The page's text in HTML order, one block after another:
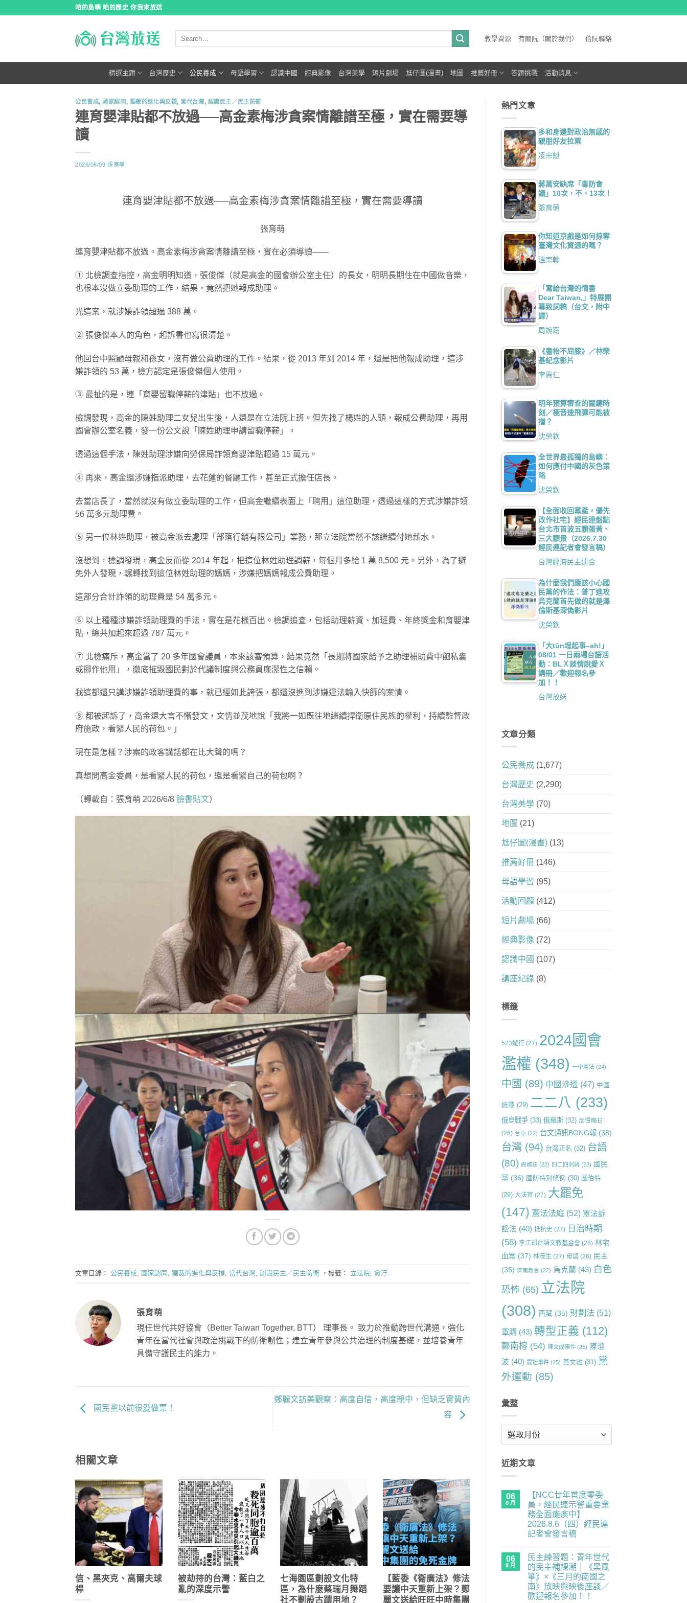
咱的島嶼 咱的歷史 你我來放送
教學資源 有關阮（關於我們） 佮阮聯絡
精選主題 台灣歷史 公民養成 母語學習 認識中國 經典影像 台灣美學 短片劇場 尪仔圖(漫畫) 地圖 推薦好冊 答題挑戰 活動消息
公民養成, 國家認同, 獨裁的進化與反撲, 當代台灣, 認識民主／民主防衛
連育嬰津貼都不放過──高金素梅涉貪案情離譜至極，實在需要導
讀
2026/06/09 張育萌
連育嬰津貼都不放過──高金素梅涉貪案情離譜至極，實在需要導讀
張育萌
連育嬰津貼都不放過。高金素梅涉貪案情離譜至極，實在必須導讀——
① 北檢調查指控，高金明明知道，張俊傑（就是高金的國會辦公室主任）的長女，明明長期住在中國做音樂，
也根本沒做立委助理的工作，結果，竟然把她報成助理。
光這案，就涉嫌詐領超過 388 萬。
② 張俊傑本人的角色，起訴書也寫很清楚。
他回台中照顧母親和孫女，沒有做公費助理的工作。結果，從 2013 年到 2014 年，還是把他報成助理，這涉
嫌詐領的 53 萬，檢方認定是張俊傑個人使用。
③ 最扯的是，連「育嬰留職停薪的津貼」也不放過。
檢調發現，高金的陳姓助理二女兒出生後，人還是在立法院上班。但先找了楊姓的人頭，報成公費助理，再用
國會辦公室名義，發一份公文說「陳姓助理申請留職停薪」。
透過這個手法，陳姓助理涉嫌向勞保局詐領育嬰津貼超過 15 萬元。
④ 再來，高金還涉嫌指派助理，去花蓮的餐廳工作，甚至正式擔任店長。
去當店長了，當然就沒有做立委助理的工作，但高金繼續表面上「聘用」這位助理，透過這樣的方式涉嫌詐領
56 萬多元助理費。
⑤ 另一位林姓助理，被高金派去處理「部落行銷有限公司」業務，那立法院當然不該繼續付她薪水。
沒想到，檢調發現，高金反而從 2014 年起，把這位林姓助理調薪，每個月多給 1 萬 8,500 元。另外，為了避
免外人發現，輾轉找到這位林姓助理的媽媽，涉嫌把媽媽報成公費助理。
這部分合計詐領的助理費是 54 萬多元。
⑥ 以上種種涉嫌詐領助理費的手法，實在是花樣百出。檢調追查，包括助理薪資、加班費、年終獎金和育嬰津
貼，總共加起來超過 787 萬元。
⑦ 北檢痛斥，高金當了 20 多年國會議員，本來該審預算，結果竟然「長期將國家給予之助理補助費中飽私囊
或挪作他用」，徹底摧毀國民對於代議制度與公務員廉潔性之信賴。
我這都還只講涉嫌詐領助理費的事，就已經如此誇張，都還沒進到涉嫌違法輸入快篩的案情。
⑧ 都被起訴了，高金還大言不慚發文，文情並茂地說「我將一如既往地繼續捍衛原住民族的權利，持續監督政
府施政，看緊人民的荷包。」
現在是怎樣？涉案的政客講話都在比大聲的嗎？
真想問高金委員，是看緊人民的荷包，還是看緊自己的荷包啊？
（轉載自：張育萌 2026/6/8 臉書貼文）
文章目錄： 公民養成 國家認同 獨裁的進化與反撲 當代台灣 認識民主／民主防衛 ，標籤： 立法院 貪汙
張育萌
現任世代共好協會（Better Taiwan Together, BTT） 理事長。 致力於推動跨世代溝通，強化
青年在當代社會與政治挑戰下的防衛韌性；建立青年參與公共治理的制度基礎，並培養青年
具備守護民主的能力。
國民黨以前很愛做票！
鄭麗文訪美觀察：高度自信，高度親中，但缺乏實質內
容
相關文章
信、黑夾克、高爾夫球
桿
被劫持的台灣：藍白之
亂的深度示警
七海園區劃設文化特
區，為什麼蔡瑞月舞蹈
社不劃設古蹟用地？
【藍委《衛廣法》修法
要讓中天重新上架？鄭
麗文送給旺旺中時集團
熱門文章
多和身邊對政治無感的
親朋好友拉票
凌宗魁
蔣萬安缺席「毒防會
議」10次，不，13次！
張育萌
你知道京戲是如何掠奪
臺灣文化資源的嗎？
溫宗翰
「寫給台灣的情書
Dear Taiwan,」特展開
幕致詞稿（台文，附中
譯）
周婉窈
《書枱不屈膝》／林榮
基紀念影片
李惠仁
明年預算審查的關鍵時
刻／極音速飛彈可能被
擋？
沈榮欽
全世界最孤獨的島嶼：
如何應付中國的灰色策
略
沈榮欽
【全面收回黨產，優先
改作社宅】經民連盤點
台北市首波五顆蛋黃、
三大願景（2026.7.30
經民連記者會發言稿）
台灣經濟民主連合
為什麼我們應該小心國
民黨的作法：普丁進攻
烏克蘭首先做的就是澤
倫斯基深偽影片
沈榮欽
「大tūn埕起事–ah!」
08/01 一日兩場台語活
動：BLＸ談情說愛Ｘ
講冊／歡迎報名參
加！！
台灣放送
文章分類
公民養成(1,677)
台灣歷史 (2,290)
台灣美學(70)
地圖 (21)
尪仔圖(漫畫)(13)
推薦好冊(146)
母語學習 (95)
活動回顧 (412)
短片劇場(66)
經典影像 (72)
認識中國 (107)
講座紀錄(8)
標籤
523遊行(27) 2024國會
濫權 (348) 一中憲法(24)
中國 (89) 中國滲透 (47) 中國
統戰 (29) 二二八 (233)
俄烏戰爭(33) 俄羅斯(32) 反侵略日
(26) 台中 (22) 台文通訊BONG報(38)
台灣(94) 台灣正名 (32) 台語
(80) 周婉窈 (22) 四二四刺蔣(23) 國民
黨 (36) 國防特別條例 (30) 圖伯特
(29) 大法官(27) 大罷免
(147) 憲法法庭(52) 憲法訴
訟法 (40) 抵抗史 (27) 日治時期
(58) 李江却台語文教基金會(28) 林宅
血案(37) 林茂生 (27) 母語(26) 民主
(35) 濟南教會 (22) 烏克蘭(43) 白色
恐怖 (65) 立法院
(308) 西藏(35) 財劃法(51)
軍購(43) 轉型正義 (112)
鄭南榕 (54) 陳文成事件(25) 陳澄
波 (40) 霧社事件(25) 黃文雄(31) 黨
外運動 (85)
彙整
近期文章
06
8 月
【NCC廿年首度零委
員，經民連示警重要業
務全面癱瘓中】
2026.8.6（四）經民連
記者會發言稿
廿
年
首
度
零
委
員，
留
言
06
8 月
民主練習題：青年世代
的民主補課潮｜《黑風
箏》×《三月的南國之
南》放映與映後座談／
歡迎報名參加！！